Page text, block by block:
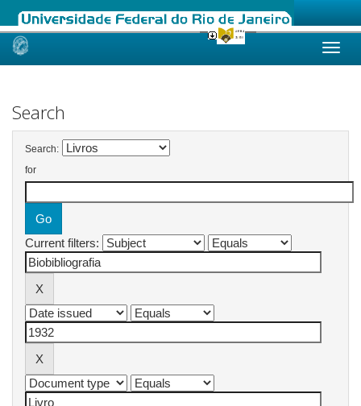
Skip
Search
Search:
for
Current filters: